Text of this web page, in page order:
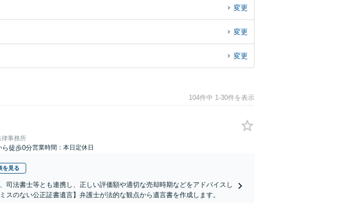
『初回相談無料で自筆証書遺言の作成を法律相談できる京都府内の弁護士に相談予約した
変更
変更
変更
104件中 1-30件を表示
律事務所
ら徒歩0分営業時間：本日定休日
を見る
司法書士等とも連携し、正しい評価額や適切な売却時期などをアドバイスし
スのない公正証書遺言】弁護士が法的な観点から遺言書を作成します。